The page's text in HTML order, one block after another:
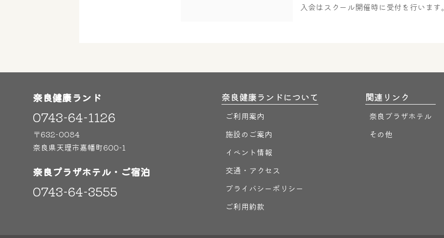
入会はスクール開催時に受付を行います。
奈良健康ランド
0743-64-1126
〒632-0084
奈良県天理市嘉幡町600-1
奈良プラザホテル・ご宿泊
0743-64-3555
奈良健康ランドについて
ご利用案内
施設のご案内
イベント情報
交通・アクセス
プライバシーポリシー
ご利用約款
関連リンク
奈良プラザホテル
その他